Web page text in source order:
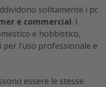
solitamente i pc
e commercial. I
e hobbistico,
l’uso professionale e
essere le stesse